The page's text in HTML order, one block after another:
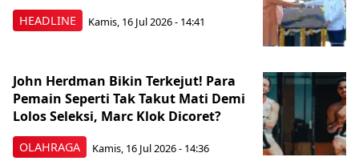
HEADLINE Kamis, 16 Jul 2026 - 14:41
OLAHRAGA
John Herdman Bikin Terkejut! Para
Pemain Seperti Tak Takut Mati Demi
Lolos Seleksi, Marc Klok Dicoret?
Kamis, 16 Jul 2026 - 14:36